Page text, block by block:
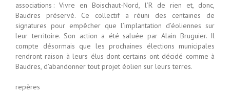
associations : Vivre en Boischaut-Nord, l’R de rien et, donc,
Baudres préservé. Ce collectif a réuni des centaines de
signatures pour empêcher que l’implantation d’éoliennes sur
leur territoire. Son action a été saluée par Alain Bruguier. Il
compte désormais que les prochaines élections municipales
rendront raison à leurs élus dont certains ont décidé comme à
Baudres, d’abandonner tout projet éolien sur leurs terres.
repères